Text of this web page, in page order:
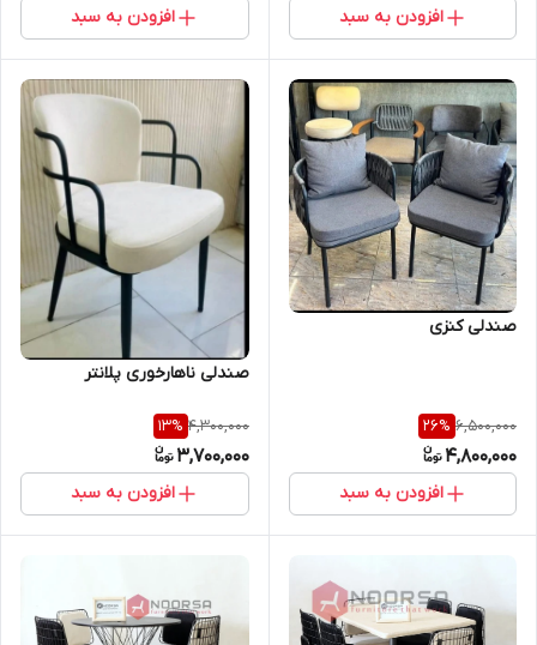
افزودن به سبد افزودن به سبد
صندلی کنزی
6,500,000
26%
4,800,000
افزودن به سبد
صندلی ناهارخوری پلانتر
4,300,000
13%
3,700,000
افزودن به سبد